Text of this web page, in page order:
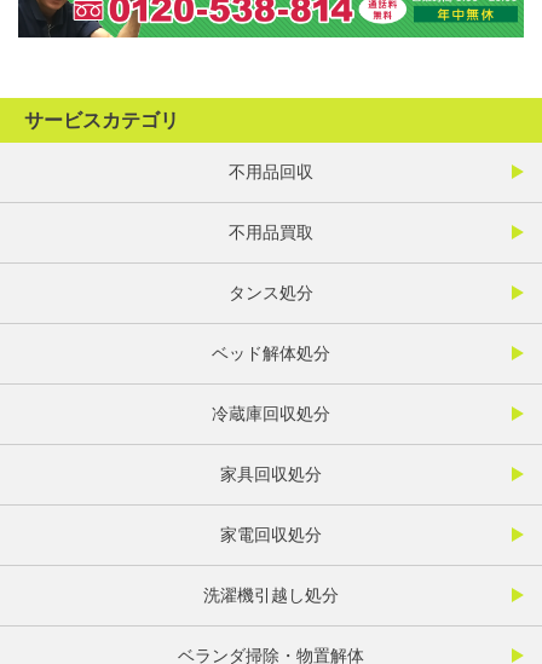
サービスカテゴリ
不用品回収
不用品買取
タンス処分
ベッド解体処分
冷蔵庫回収処分
家具回収処分
家電回収処分
洗濯機引越し処分
ベランダ掃除・物置解体